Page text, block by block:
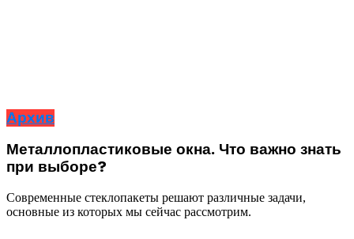
Архив
Металлопластиковые окна. Что важно знать
при выборе?
Современные стеклопакеты решают различные задачи,
основные из которых мы сейчас рассмотрим.